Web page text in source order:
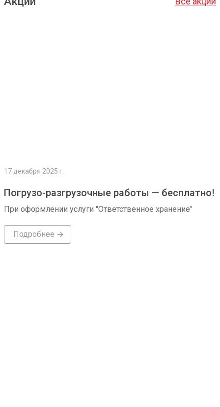
17 декабря 2025 г.
Погрузо-разгрузочные работы — бесплатно!
При оформлении услуги "Ответственное хранение"
Подробнее